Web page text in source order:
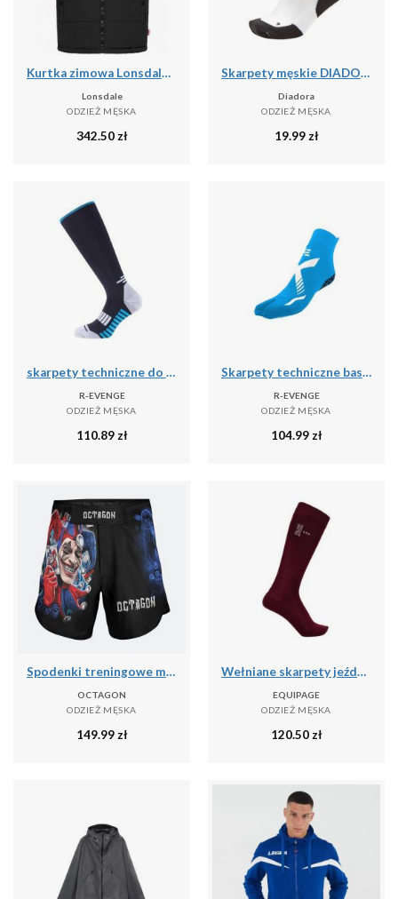
Kurtka zimowa Lonsdale Polmear
Lonsdale
ODZIEŻ MĘSKA
342.50zł
Skarpety męskie DIADORA SOCKS
Diadora
ODZIEŻ MĘSKA
19.99zł
skarpety techniczne do biegania dla dorosłych długie, czarny
R-EVENGE
ODZIEŻ MĘSKA
110.89zł
Skarpety techniczne basenowe jednopalcowe dla dorosłych, jasnoniebieskim białym
R-EVENGE
ODZIEŻ MĘSKA
104.99zł
Spodenki treningowe męskie Octagon Joker MMA
OCTAGON
ODZIEŻ MĘSKA
149.99zł
Wełniane skarpety jeździeckie Equipage Geline
EQUIPAGE
ODZIEŻ MĘSKA
120.50zł